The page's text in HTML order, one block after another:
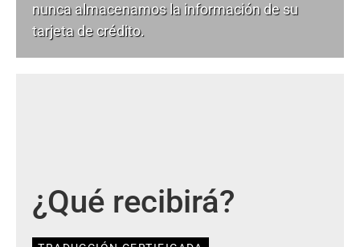
nunca almacenamos la información de su
tarjeta de crédito.
¿Qué recibirá?